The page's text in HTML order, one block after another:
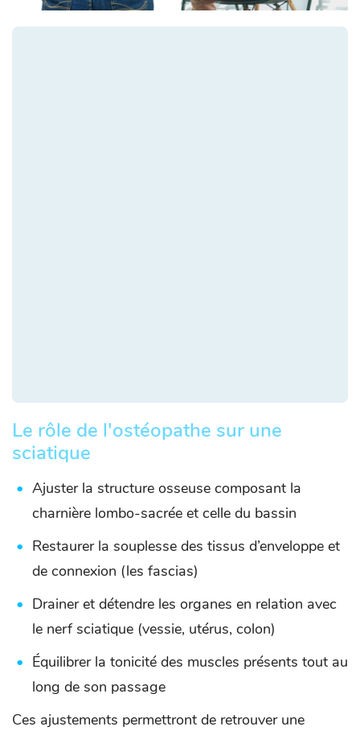
Le rôle de l'ostéopathe sur une
sciatique
Ajuster la structure osseuse composant la
charnière lombo-sacrée et celle du bassin
Restaurer la souplesse des tissus d’enveloppe et
de connexion (les fascias)
Drainer et détendre les organes en relation avec
le nerf sciatique (vessie, utérus, colon)
Équilibrer la tonicité des muscles présents tout au
long de son passage
Ces ajustements permettront de retrouver une